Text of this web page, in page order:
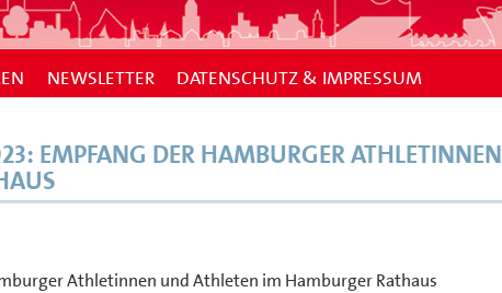
NEWSLETTER DATENSCHUTZ & IMPRESSUM
EMPFANG DER HAMBURGER ATHLETINNEN
Athletinnen und Athleten im Hamburger Rathaus